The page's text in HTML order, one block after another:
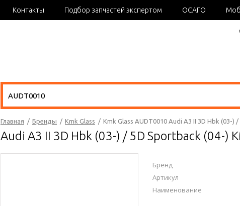
Контакты Подбор запчастей экспертом ОСАГО
Главная / Бренды / Kmk Glass / Kmk Glass AUDT0010 Audi A3 II 3D Hbk (03-)
Audi A3 II 3D Hbk (03-) / 5D Sportback (04-)
Бренд
Артикул
Наименование